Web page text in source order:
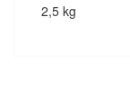
2,5 kg